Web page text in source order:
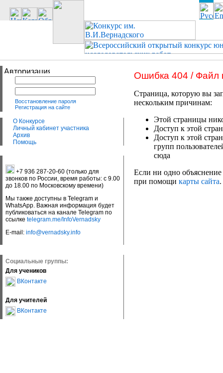
Восстановление пароля
Регистрация на сайте
О Конкурсе
Личный кабинет участника
Архив
Помощь
+7 936 287-20-60 (только для
звонков по России, время работы: с 9.00
до 18.00 по Московскому времени)
Мы также доступны в Telegram и
WhatsApp. Важная информация будет
публиковаться на канале Telegram по
ссылке telegram.me/InfoVernadsky
E-mail: info@vernadsky.info
Социальные группы:
Для учеников
ВКонтакте
Для учителей
ВКонтакте
Ошибка 404 / Файл
Страница, которую вы
нескольким причинам:
Этой страницы
Доступ к этой
Доступ к этой
групп
сюда
Если ни одно объяснение
при помощи карты сайта.